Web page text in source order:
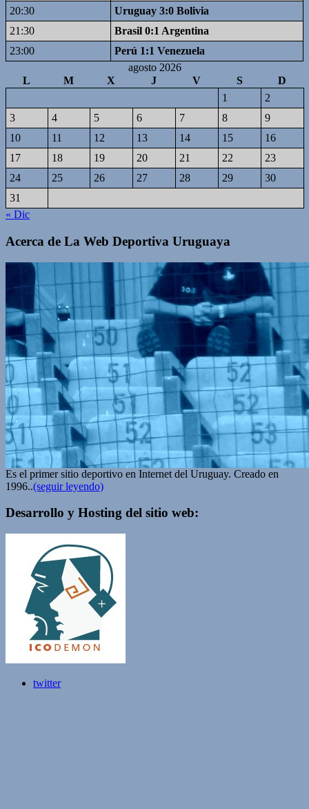
20:30
Uruguay 3:0 Bolivia
21:30
Brasil 0:1 Argentina
23:00
Perú 1:1 Venezuela
agosto 2026
L
M X J V S
D
1
2
3
4 5 6 7 8
9
10
11 12 13 14 15
16
17
18 19 20 21 22
23
24
25 26 27 28 29
30
31
« Dic
Acerca de La Web Deportiva Uruguaya
Es el primer sitio deportivo en Internet del Uruguay. Creado en
1996..(seguir leyendo)
Desarrollo y Hosting del sitio web:
twitter